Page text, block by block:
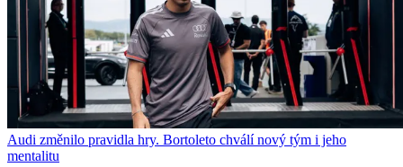
Audi změnilo pravidla hry. Bortoleto chválí nový tým i jeho
mentalitu